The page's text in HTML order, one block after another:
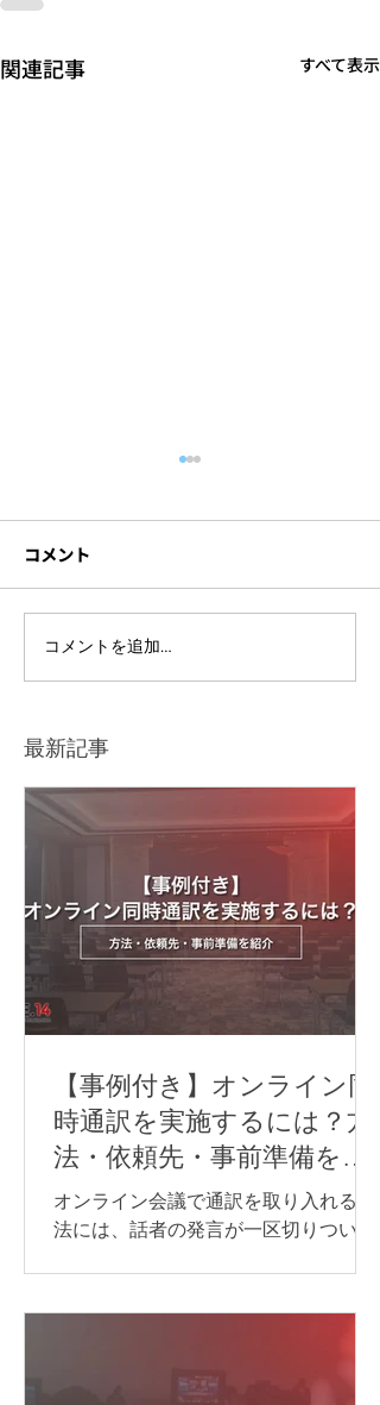
関連記事 すべて表示
ライブ配信イベントを開
催するには？準備の流れ
解説
コメント
コメントを追加…
最新記事
【事例付き】オンライン同
時通訳を実施するには？方
法・依頼先・事前準備を紹
介
オンライン会議で通訳を取り入れる方
法には、話者の発言が一区切りついて
逐次通訳は、少人数の商談や打ち合わ
る場面に適しています。 一方、オンラ